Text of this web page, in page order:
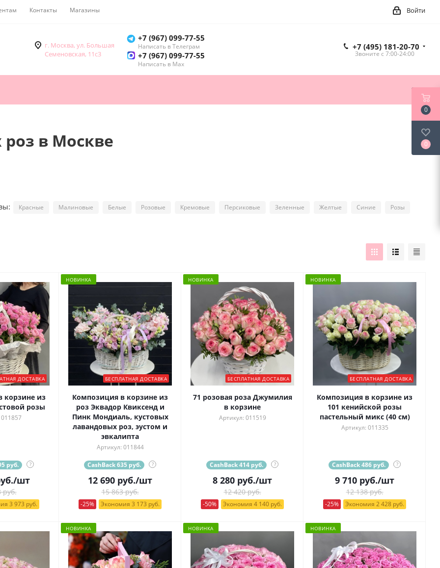
Контакты Магазины Войти
г. Москва, ул. Большая
Семеновская, 11с3
+7 (967) 099-77-55
Написать в Телеграм
+7 (967) 099-77-55
Написать в Мах
+7 (495) 181-20-70
Звоните c 7:00-24:00
в Москве
Красные Малиновые Белые Розовые Кремовые Персиковые Зеленные Желтые Синие Розы
ДОСТАВКА
корзине из
розы
руб. ?
/шт
руб.
3 973 руб.
НОВИНКА
БЕСПЛАТНАЯ ДОСТАВКА
Композиция в корзине из
роз Эквадор Квиксенд и
Пинк Мондиаль, кустовых
лавандовых роз, эустом и
эвкалипта
Артикул: 011844
CashBack 635 руб. ?
12 690 руб./шт
15 863 руб.
-25% Экономия 3 173 руб.
НОВИНКА
БЕСПЛАТНАЯ ДОСТАВКА
71 розовая роза Джумилия
в корзине
Артикул: 011519
CashBack 414 руб. ?
8 280 руб./шт
12 420 руб.
-50% Экономия 4 140 руб.
НОВИНКА
БЕСПЛАТНАЯ ДОСТАВКА
Композиция в корзине из
101 кенийской розы
пастельный микс (40 см)
Артикул: 011335
CashBack 486 руб. ?
9 710 руб./шт
12 138 руб.
-25% Экономия 2 428 руб.
НОВИНКА НОВИНКА НОВИНКА
0
0